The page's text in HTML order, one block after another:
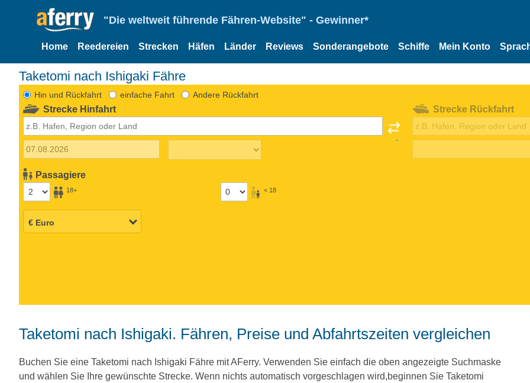
"Die weltweit führende Fähren-Website" - Gewinner*
Home Reedereien Strecken Häfen Länder Reviews Sonderangebote Schiffe Mein Konto
Taketomi nach Ishigaki Fähre
Hin und Rückfahrt einfache Fahrt Andere Rückfahrt
Strecke Hinfahrt
Passagiere
18+ < 18
Strecke Rückfahrt
Taketomi nach Ishigaki. Fähren, Preise und Abfahrtszeiten vergleichen
Buchen Sie eine Taketomi nach Ishigaki Fähre mit AFerry. Verwenden Sie einfach die oben angezeigte Suchmaske
und wählen Sie Ihre gewünschte Strecke. Wenn nichts automatisch vorgeschlagen wird,beginnen Sie Taketomi